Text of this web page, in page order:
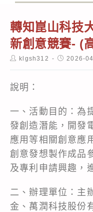
轉知崑山科技
新創意競賽- (
Postklgsh312
Post2026-
說明：
一、活動目的：為
發創造潛能，開發
應用等相關創意應
創意發想製作成品
及專利申請興趣，
二、辦理單位：主
金、萬潤科技股份